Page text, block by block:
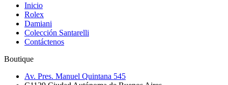
Inicio
Rolex
Damiani
Colección Santarelli
Contáctenos
Boutique
Av. Pres. Manuel Quintana 545